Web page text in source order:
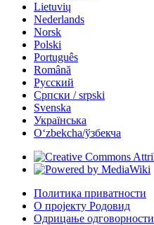
Lietuvių
Nederlands
Norsk
Polski
Português
Română
Русский
Српски / srpski
Svenska
Українська
Oʻzbekcha/ўзбекча
Политика приватности
О пројекту Родовид
Одрицање одговорности